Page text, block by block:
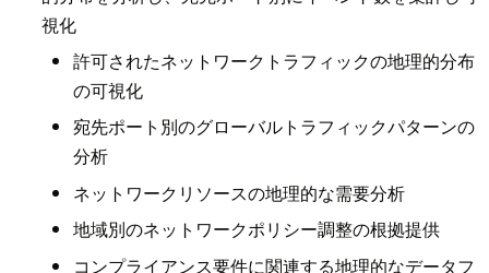
視化
許可されたネットワークトラフィックの地理的分布
の可視化
宛先ポート別のグローバルトラフィックパターンの
分析
ネットワークリソースの地理的な需要分析
地域別のネットワークポリシー調整の根拠提供
コンプライアンス要件に関連する地理的なデータフ